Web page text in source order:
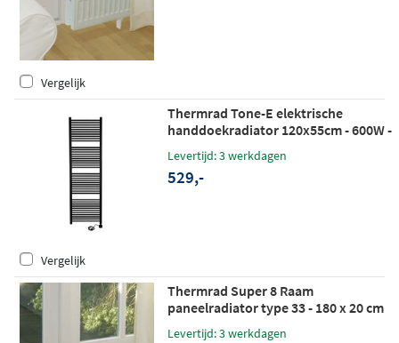
Vergelijk
Thermrad Tone-E elektrische
handdoekradiator 120x55cm - 600W -
Levertijd: 3 werkdagen
529,-
Vergelijk
Thermrad Super 8 Raam
paneelradiator type 33 - 180 x 20 cm
(L x H)
Levertijd: 3 werkdagen